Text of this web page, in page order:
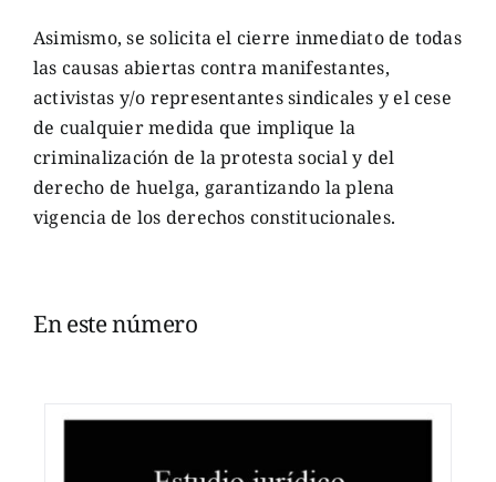
Asimismo, se solicita el cierre inmediato de todas
las causas abiertas contra manifestantes,
activistas y/o representantes sindicales y el cese
de cualquier medida que implique la
criminalización de la protesta social y del
derecho de huelga, garantizando la plena
vigencia de los derechos constitucionales.
En este número